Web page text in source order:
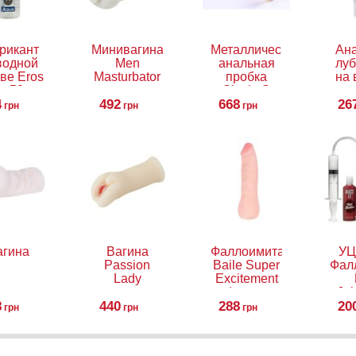
Eros
50 мл
грн
Минивагина
Men
Masturbator
492 грн
Металлическая
анальная
пробка
Slash, S
668 грн
на
грн
Вагина
Passion
Lady
440 грн
Фаллоимитатор
Baile Super
Excitement
(имеет
хребет)
288 грн